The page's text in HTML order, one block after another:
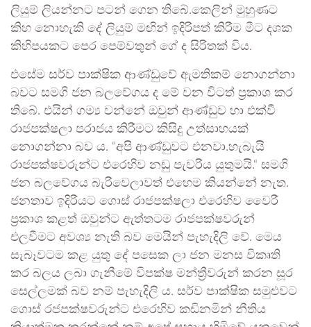
ලියුම් ලියන්නට පටන් ගෙන තිබේ.කෙලින් මුහුණට
කිහ නොහැකි දේ ලියුම් මඟින් ඉදිරිපත් කිරීම මීට දශක
කිහිපයකට පෙර පෙම්වතුන් ගේ ද සිරිතක් විය.
එසේම සර්ව පාක්ෂික ආණ්ඩුවේ ඇමතිකම් නොගන්නා
බවට සමගි ජන බලවේගය ද මේ වන විටත් ප්‍රකාශ කර
තිබේ. එයින් ගම්‍ය වන්නේ ඔවුන් ආණ්ඩුව හා එක්වී
රාජපක්ෂලා පරාජය කිරීමට කිසිදු උත්සාහයක්
නොගන්නා බව ය. “අපි ආණ්ඩුවට එනවා.හැබැයි
රාජපක්ෂවරුන්ට එරෙහිව නඩු පැවරිය යුතුමයි.“ සමගි
ජන බලවේගය බැරිවෙලාවත් එහෙම කියන්නේ නැත.
ජනතාව ඉදිරියට ගොස් රාජපක්ෂලා එරෙහිව වෛරී
ප්‍රකාශ කළත් ඔවුන්ට ඇත්තටම රාජපක්ෂවරුන්
එලවීමට අවශ්‍ය නැති බව මෙයින් පැහැදිලි වේ. මෙය
සැබෑවටම කළ යුතු දේ පසෙක ලා ජන මනස විකෘති
කර බලය ලබා ගැනීමේ විපක්ෂ මන්ත්‍රීවරුන් කරන සූර
සෙල්ලමක් බව නම් පැහැදිලි ය. සර්ව පාක්ෂික සමුළුවට
ගොස් රජපක්ෂවරුන්ට එරෙහිව කඩිනමින් නීතිය